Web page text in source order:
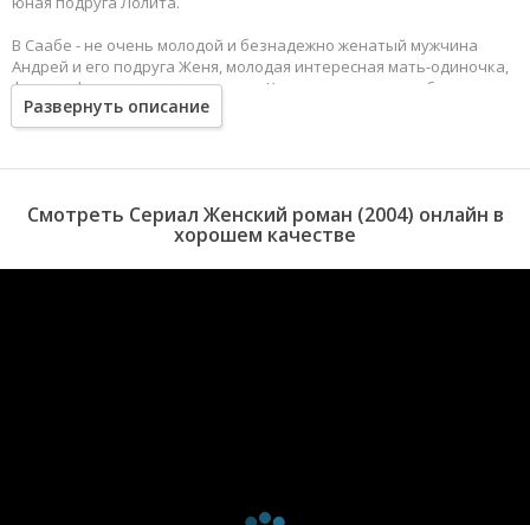
В Саабе - не очень молодой и безнадежно женатый мужчина
Андрей и его подруга Женя, молодая интересная мать-одиночка,
фотограф из заштатного ателье. Кириллу достаточно было лишь
одного взгляда на Женю, чтобы отчаянно влюбиться. Она же
отвела глаза, не догадываясь, что эта случайная встреча станет
Развернуть описание
Смотреть Сериал Женский роман (2004) онлайн в
хорошем качестве